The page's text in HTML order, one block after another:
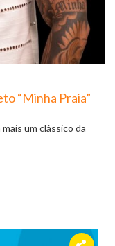
“Minha Praia”
um clássico da